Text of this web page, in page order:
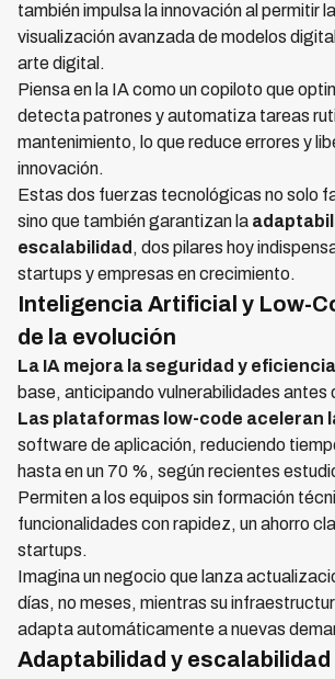
también impulsa la innovación al permitir
visualización avanzada de modelos
arte digital.
Piensa en la IA como un copiloto que
detecta patrones y automatiza tareas
mantenimiento, lo que reduce errores y
innovación.
Estas dos fuerzas tecnológicas no solo
sino que también garantizan la
escalabilidad , dos pilares hoy
startups y empresas en crecimiento.
Inteligencia Artificial y Low-
de la evolución
La IA mejora la seguridad y eficiencia
base, anticipando vulnerabilidades antes
Las plataformas low-code aceleran
software de aplicación, reduciendo
hasta en un 70 %, según recientes
Permiten a los equipos sin formación
funcionalidades con rapidez, un ahorro
startups.
Imagina un negocio que lanza
días, no meses, mientras su
adapta automáticamente a nuevas
Adaptabilidad y escalabilidad